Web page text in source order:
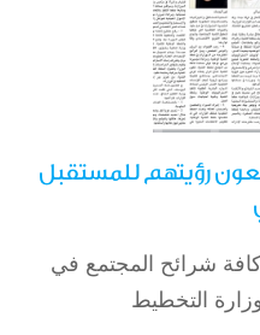
رؤيتهم للمستقبل
شرائح المجتمع في
التخطيط